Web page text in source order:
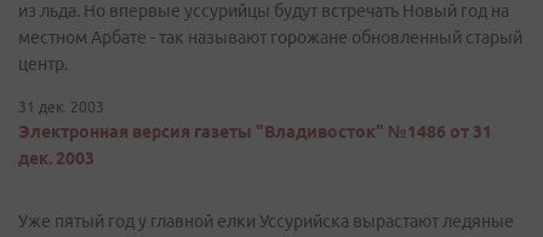
из льда. Но впервые уссурийцы будут встречать Новый год на
местном Арбате - так называют горожане обновленный старый
центр.
31 дек. 2003
Электронная версия газеты "Владивосток" №1486 от 31
дек. 2003
Уже пятый год у главной елки Уссурийска вырастают ледяные